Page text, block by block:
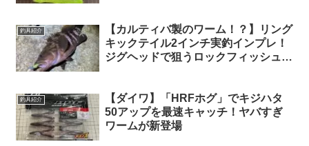
釣具紹介
【カルティバ製のワーム！？】リング
キックテイル2インチ実釣インプレ！
ジグヘッドで狙うロックフィッシュの
釣具紹介
【ダイワ】「HRFホグ」でキジハタ
50アップを最速キャッチ！ヤバすぎ
ワームが新登場